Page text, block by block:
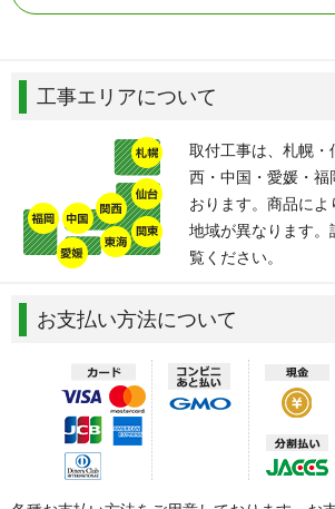
工事エリアについて
取付工事は、札幌・
西・中国・愛媛・福
おります。商品に
地域が異なります
覧ください。
お支払い方法について